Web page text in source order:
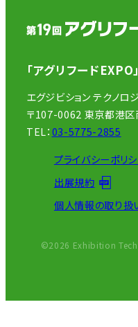
「アグリフードEXPO
エグジビション テクノロ
〒107-0062 東京都港
TEL：03-5775-2855
プライバシーポリ
出展規約
個人情報の取り扱
©2026 Exhibition